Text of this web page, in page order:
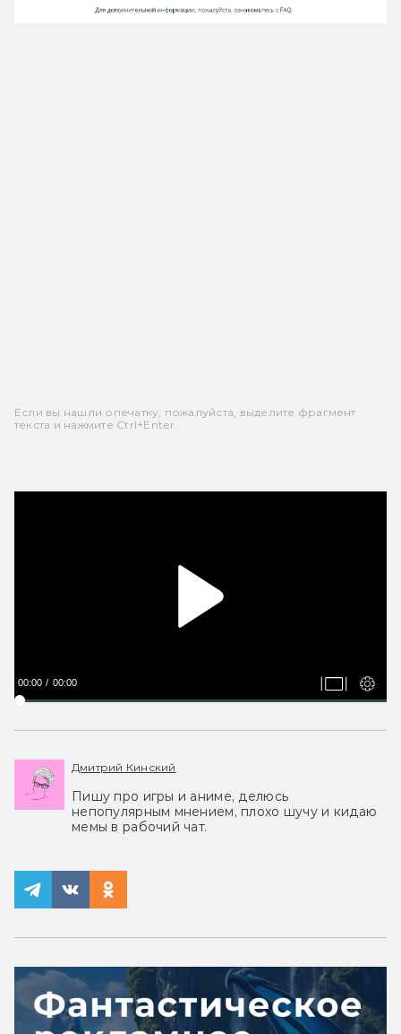
Если вы нашли опечатку, пожалуйста, выделите фрагмент
текста и нажмите Ctrl+Enter.
00:00 00:00
Дмитрий Кинский
Пишу про игры и аниме, делюсь
непопулярным мнением, плохо шучу и кидаю
мемы в рабочий чат.